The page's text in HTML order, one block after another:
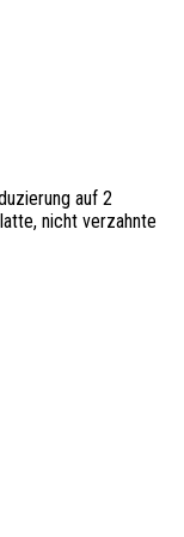
auf 2
nicht verzahnte